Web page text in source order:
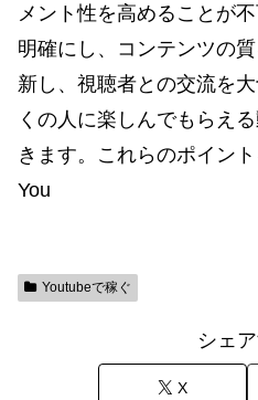
メント性を高めることが
明確にし、コンテンツの
新し、視聴者との交流を
くの人に楽しんでもらえ
きます。これらのポイン
You
Youtubeで稼ぐ
シェ
X